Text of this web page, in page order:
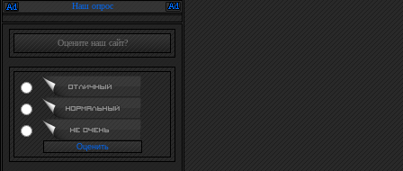
Наш опрос
Оцените наш сайт?